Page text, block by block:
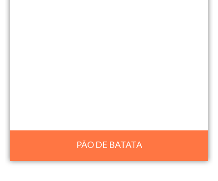
PÃO DE BATATA